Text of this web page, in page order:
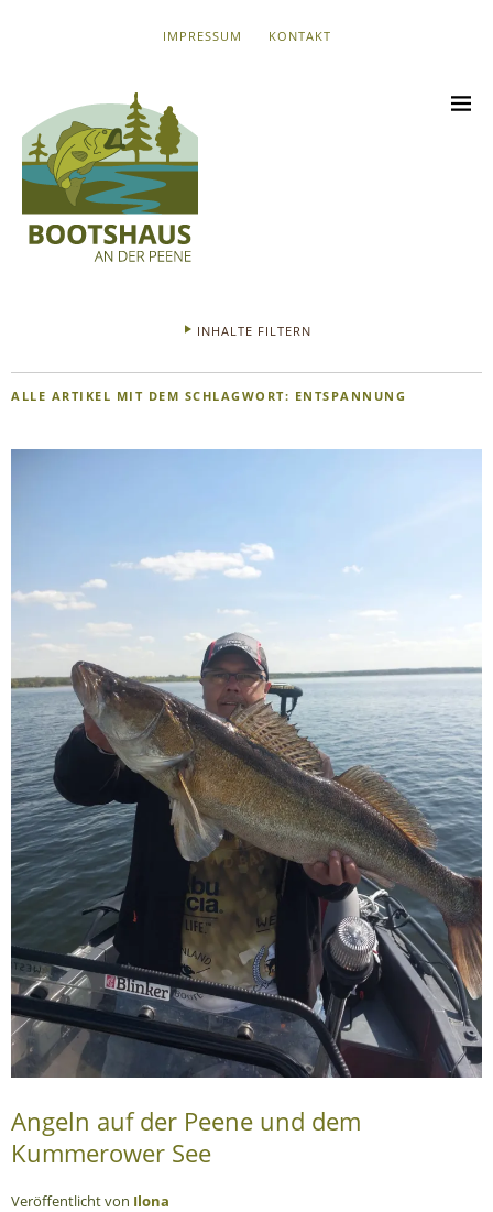
IMPRESSUM KONTAKT
INHALTE FILTERN
ALLE ARTIKEL MIT DEM SCHLAGWORT: ENTSPANNUNG
Angeln auf der Peene und dem
Kummerower See
Veröffentlicht von Ilona